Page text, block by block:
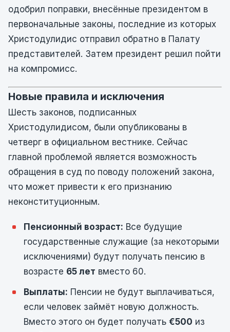
одобрил поправки, внесённые президентом в
первоначальные законы, последние из которых
Христодулидис отправил обратно в Палату
представителей. Затем президент решил пойти
на компромисс.
Новые правила и исключения
Шесть законов, подписанных
Христодулидисом, были опубликованы в
четверг в официальном вестнике. Сейчас
главной проблемой является возможность
обращения в суд по поводу положений закона,
что может привести к его признанию
неконституционным.
Пенсионный возраст: Все будущие
государственные служащие (за некоторыми
исключениями) будут получать пенсию в
возрасте 65 лет вместо 60.
Выплаты: Пенсии не будут выплачиваться,
если человек займёт новую должность.
Вместо этого он будет получать €500 из